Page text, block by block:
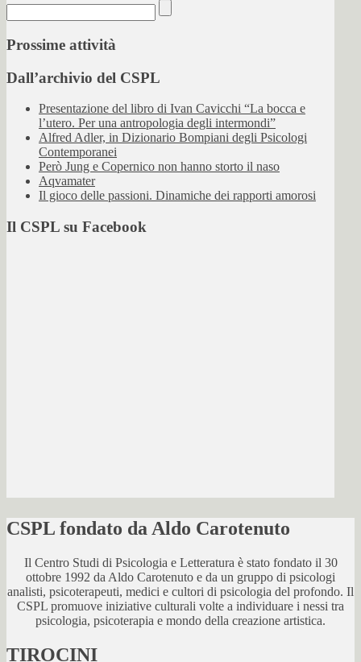
Prossime attività
Dall’archivio del CSPL
Presentazione del libro di Ivan Cavicchi “La bocca e
l’utero. Per una antropologia degli intermondi”
Alfred Adler, in Dizionario Bompiani degli Psicologi
Contemporanei
Però Jung e Copernico non hanno storto il naso
Aqvamater
Il gioco delle passioni. Dinamiche dei rapporti amorosi
Il CSPL su Facebook
CSPL fondato da Aldo Carotenuto
Il Centro Studi di Psicologia e Letteratura è stato fondato il 30
ottobre 1992 da Aldo Carotenuto e da un gruppo di psicologi
analisti, psicoterapeuti, medici e cultori di psicologia del profondo. Il
CSPL promuove iniziative culturali volte a individuare i nessi tra
psicologia, psicoterapia e mondo della creazione artistica.
TIROCINI